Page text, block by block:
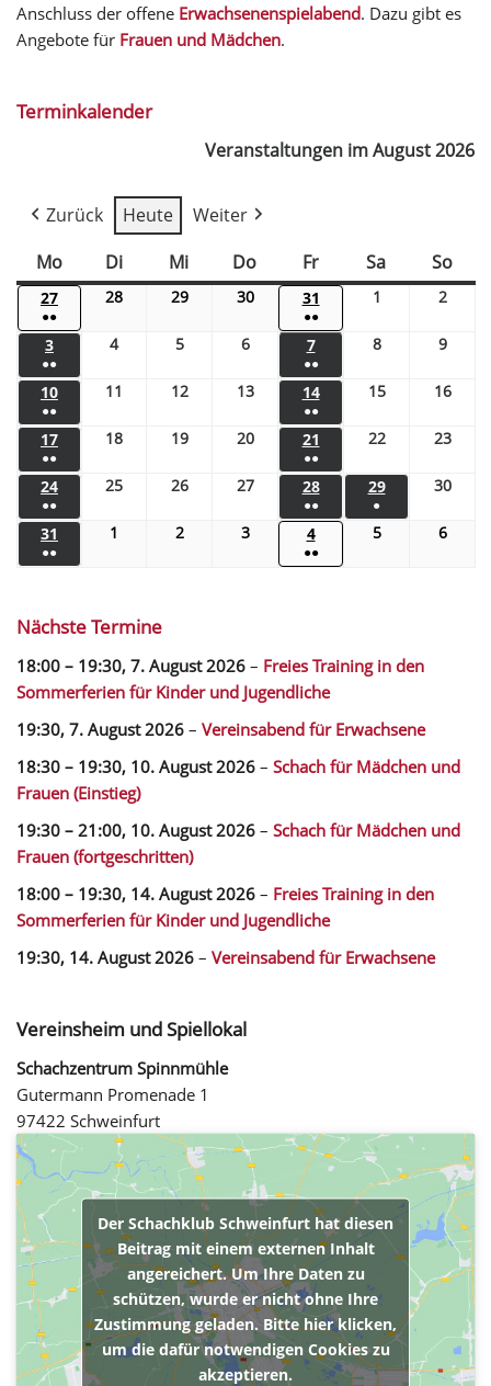
Anschluss der offene Erwachsenenspielabend. Dazu gibt es
Angebote für Frauen und Mädchen.
Terminkalender
Veranstaltungen im August 2026
Zurück Heute
Weiter
Mo
Di Mi Do Fr Sa So
27
●●
28 29 30 31
●●
1 2
3
●●
4 5 6 7
●●
8 9
10
●●
11 12 13 14
●●
15 16
17
●●
18 19 20 21
●●
22 23
24
●●
25 26 27 28
●●
29
●
30
31
●●
1 2 3 4
●●
5 6
Nächste Termine
18:00 – 19:30, 7. August 2026 – Freies Training in den
Sommerferien für Kinder und Jugendliche
19:30, 7. August 2026 – Vereinsabend für Erwachsene
18:30 – 19:30, 10. August 2026 – Schach für Mädchen und
Frauen (Einstieg)
19:30 – 21:00, 10. August 2026 – Schach für Mädchen und
Frauen (fortgeschritten)
18:00 – 19:30, 14. August 2026 – Freies Training in den
Sommerferien für Kinder und Jugendliche
19:30, 14. August 2026 – Vereinsabend für Erwachsene
Vereinsheim und Spiellokal
Schachzentrum Spinnmühle
Gutermann Promenade 1
97422 Schweinfurt
Der Schachklub Schweinfurt hat diesen
Beitrag mit einem externen Inhalt
angereichert. Um Ihre Daten zu
schützen, wurde er nicht ohne Ihre
Zustimmung geladen. Bitte hier klicken,
um die dafür notwendigen Cookies zu
akzeptieren.